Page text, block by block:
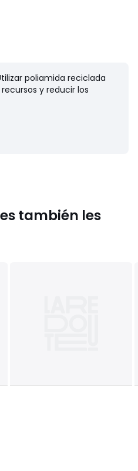
reciclada
proceso de fabricación
Utilizar poliamida reciclada
y reducir los
también les